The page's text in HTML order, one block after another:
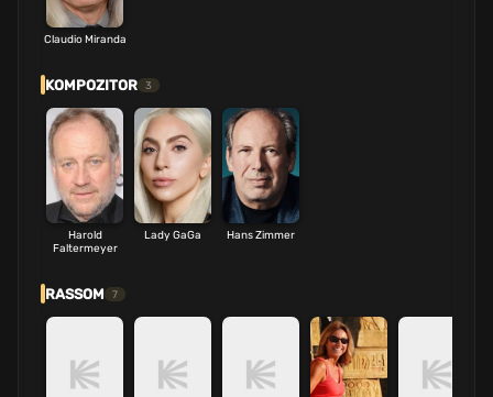
Claudio Miranda
KOMPOZITOR 3
Harold
Faltermeyer
Lady GaGa Hans Zimmer
RASSOM 7